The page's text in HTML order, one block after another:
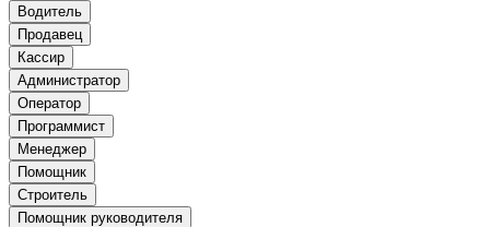
Водитель
Продавец
Кассир
Администратор
Оператор
Программист
Менеджер
Помощник
Строитель
Помощник руководителя